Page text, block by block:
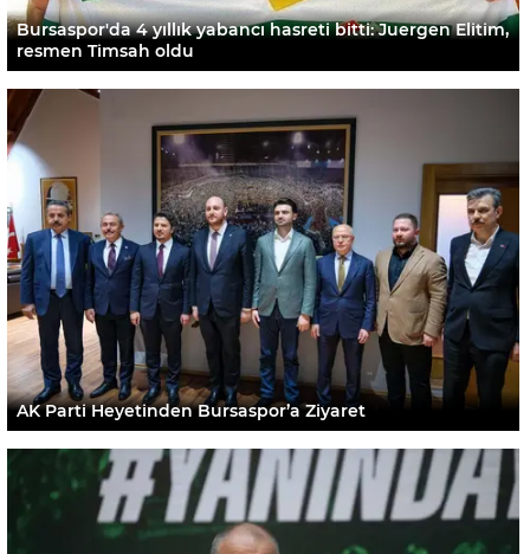
Bursaspor'da 4 yıllık yabancı hasreti bitti: Juergen Elitim,
resmen Timsah oldu
AK Parti Heyetinden Bursaspor’a Ziyaret